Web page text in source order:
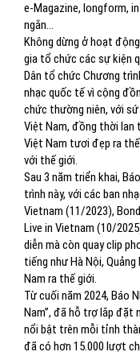
e-Magazine, longform,
ngắn…
Không dừng ở hoạt
gia tổ chức các sự kiện
Dân tổ chức Chương
nhạc quốc tế vì cộng
chức thường niên, với
Việt Nam, đồng thời lan
Việt Nam tươi đẹp ra
với thế giới.
Sau 3 năm triển khai,
trình này, với các ban
Vietnam (11/2023),
Live in Vietnam (10/
diễn mà còn quay clip
tiếng như Hà Nội,
Nam ra thế giới.
Từ cuối năm 2024, Báo
Nam”, đã hỗ trợ lắp đặt
nổi bật trên mỗi tỉnh
đã có hơn 15.000 lượt